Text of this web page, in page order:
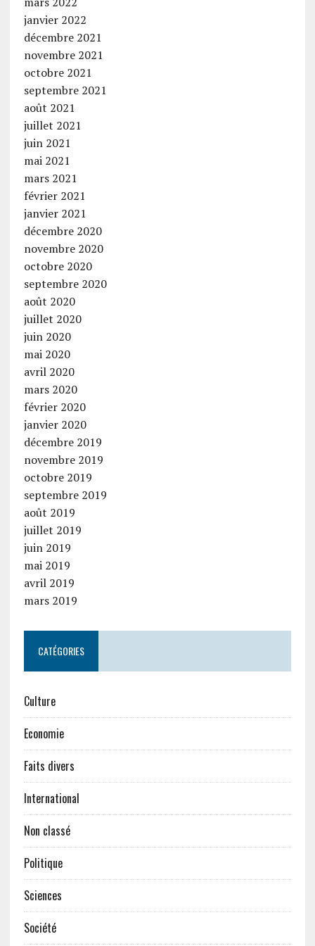
janvier 2022
décembre 2021
novembre 2021
octobre 2021
septembre 2021
août 2021
juillet 2021
juin 2021
mai 2021
mars 2021
février 2021
janvier 2021
décembre 2020
novembre 2020
octobre 2020
septembre 2020
août 2020
juillet 2020
juin 2020
mai 2020
avril 2020
mars 2020
février 2020
janvier 2020
décembre 2019
novembre 2019
octobre 2019
septembre 2019
août 2019
juillet 2019
juin 2019
mai 2019
avril 2019
mars 2019
CATÉGORIES
Culture
Economie
Faits divers
International
Non classé
Politique
Sciences
Société